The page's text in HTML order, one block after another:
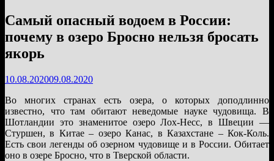
Самый опасный водоем в России:
почему в озеро Бросно нельзя бросать
якорь
10.08.202009.08.2020
Во многих странах есть озера, о которых доподлинно
известно, что там обитают неведомые науке чудовища. В
Шотландии это знаменитое озеро Лох-Несс, в Швеции —
Стуршен, в Китае – озеро Канас, в Казахстане – Кок-Коль.
Есть свои легенды об озерном чудовище и в России. Обитает
оно в озере Бросно, что в Тверской области.